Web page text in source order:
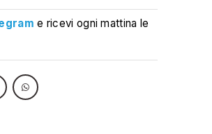
e ricevi ogni mattina le